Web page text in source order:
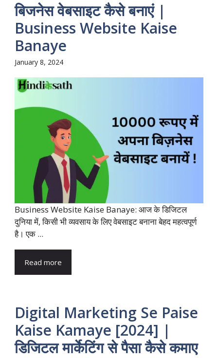
बिजनेस वेबसाइट कैसे बनाएं |
Business Website Kaise
Banaye
January 8, 2024
Business Website Kaise Banaye: आज के डिजिटल
दुनिया में, किसी भी व्यवसाय के लिए वेबसाइट बनाना बेहद महत्वपूर्ण
है। एक ...
Read more
Digital Marketing Se Paise
Kaise Kamaye [2024] |
डिजिटल मार्केटिंग से पैसा कैसे कमाए